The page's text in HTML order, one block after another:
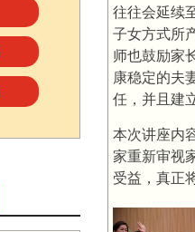
往往会延续
子女方式所
师也鼓励家
康稳定的夫
任，并且建
本次讲座内
家重新审视
受益，真正